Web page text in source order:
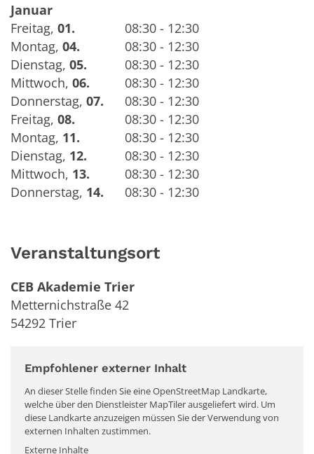
Januar
Freitag, 01.
08:30 - 12:30
Montag, 04.
08:30 - 12:30
Dienstag, 05.
08:30 - 12:30
Mittwoch, 06.
08:30 - 12:30
Donnerstag, 07.
08:30 - 12:30
Freitag, 08.
08:30 - 12:30
Montag, 11.
08:30 - 12:30
Dienstag, 12.
08:30 - 12:30
Mittwoch, 13.
08:30 - 12:30
Donnerstag, 14. 08:30 - 12:30
Veranstaltungsort
CEB Akademie Trier
Metternichstraße 42
54292 Trier
Empfohlener externer Inhalt
An dieser Stelle finden Sie eine OpenStreetMap Landkarte,
welche über den Dienstleister MapTiler ausgeliefert wird. Um
diese Landkarte anzuzeigen müssen Sie der Verwendung von
externen Inhalten zustimmen.
Externe Inhalte